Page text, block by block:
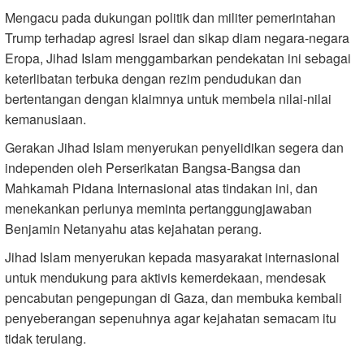
Mengacu pada dukungan politik dan militer pemerintahan
Trump terhadap agresi Israel dan sikap diam negara-negara
Eropa, Jihad Islam menggambarkan pendekatan ini sebagai
keterlibatan terbuka dengan rezim pendudukan dan
bertentangan dengan klaimnya untuk membela nilai-nilai
kemanusiaan.
Gerakan Jihad Islam menyerukan penyelidikan segera dan
independen oleh Perserikatan Bangsa-Bangsa dan
Mahkamah Pidana Internasional atas tindakan ini, dan
menekankan perlunya meminta pertanggungjawaban
Benjamin Netanyahu atas kejahatan perang.
Jihad Islam menyerukan kepada masyarakat internasional
untuk mendukung para aktivis kemerdekaan, mendesak
pencabutan pengepungan di Gaza, dan membuka kembali
penyeberangan sepenuhnya agar kejahatan semacam itu
tidak terulang.